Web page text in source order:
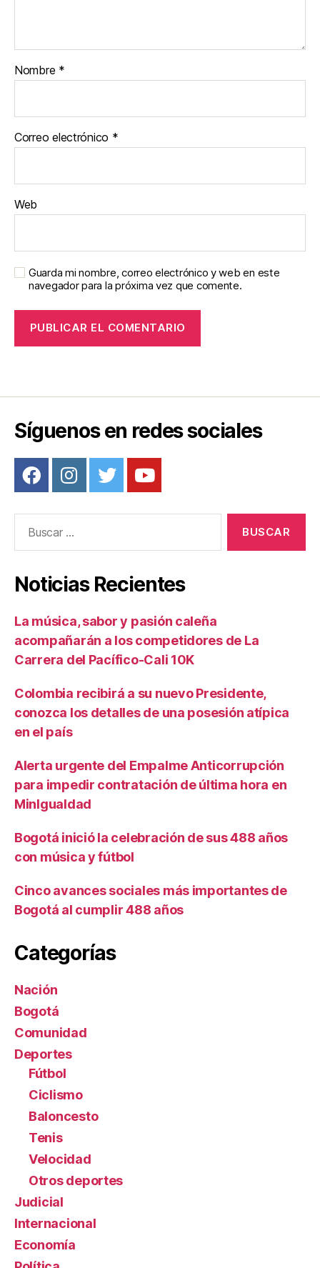
Nombre *
Correo electrónico *
Web
Guarda mi nombre, correo electrónico y web en este
navegador para la próxima vez que comente.
Síguenos en redes sociales
Noticias Recientes
La música, sabor y pasión caleña
acompañarán a los competidores de La
Carrera del Pacífico-Cali 10K
Colombia recibirá a su nuevo Presidente,
conozca los detalles de una posesión atípica
en el país
Alerta urgente del Empalme Anticorrupción
para impedir contratación de última hora en
MinIgualdad
Bogotá inició la celebración de sus 488 años
con música y fútbol
Cinco avances sociales más importantes de
Bogotá al cumplir 488 años
Categorías
Nación
Bogotá
Comunidad
Deportes
Fútbol
Ciclismo
Baloncesto
Tenis
Velocidad
Otros deportes
Judicial
Internacional
Economía